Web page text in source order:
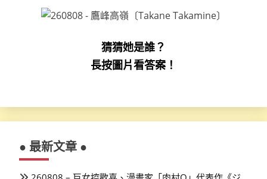
猜猜她是誰？
長按圖片看答案！
● 最新文章 ●